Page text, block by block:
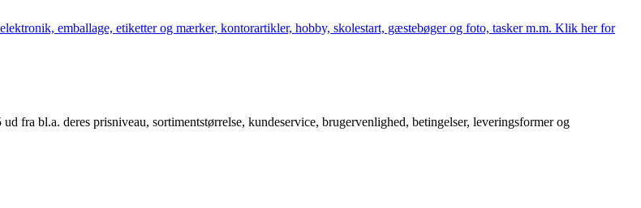
emballage, etiketter og mærker, kontorartikler, hobby, skolestart, gæstebøger og foto, tasker m.m. Klik her for
fra bl.a. deres prisniveau, sortimentstørrelse, kundeservice, brugervenlighed, betingelser, leveringsformer og